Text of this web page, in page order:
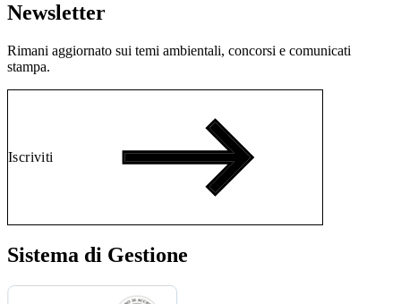
Newsletter
Rimani aggiornato sui temi ambientali, concorsi e comunicati
stampa.
Iscriviti
Sistema di Gestione